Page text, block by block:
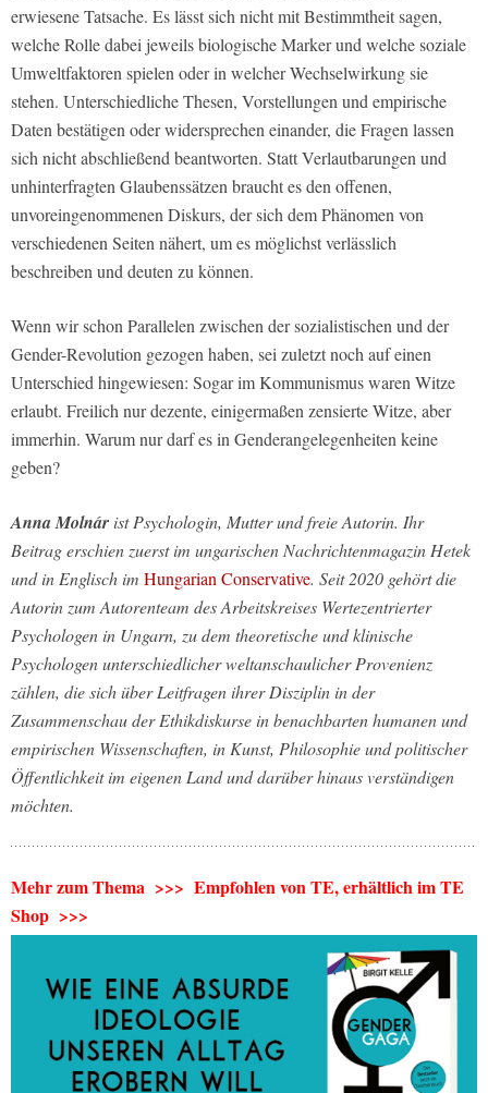
erwiesene Tatsache. Es lässt sich nicht mit Bestimmtheit sagen,
welche Rolle dabei jeweils biologische Marker und welche soziale
Umweltfaktoren spielen oder in welcher Wechselwirkung sie
stehen. Unterschiedliche Thesen, Vorstellungen und empirische
Daten bestätigen oder widersprechen einander, die Fragen lassen
sich nicht abschließend beantworten. Statt Verlautbarungen und
unhinterfragten Glaubenssätzen braucht es den offenen,
unvoreingenommenen Diskurs, der sich dem Phänomen von
verschiedenen Seiten nähert, um es möglichst verlässlich
beschreiben und deuten zu können.
Wenn wir schon Parallelen zwischen der sozialistischen und der
Gender-Revolution gezogen haben, sei zuletzt noch auf einen
Unterschied hingewiesen: Sogar im Kommunismus waren Witze
erlaubt. Freilich nur dezente, einigermaßen zensierte Witze, aber
immerhin. Warum nur darf es in Genderangelegenheiten keine
geben?
Anna Molnár ist Psychologin, Mutter und freie Autorin. Ihr
Beitrag erschien zuerst im ungarischen Nachrichtenmagazin Hetek
und in Englisch im Hungarian Conservative. Seit 2020 gehört die
Autorin zum Autorenteam des Arbeitskreises Wertezentrierter
Psychologen in Ungarn, zu dem theoretische und klinische
Psychologen unterschiedlicher weltanschaulicher Provenienz
zählen, die sich über Leitfragen ihrer Disziplin in der
Zusammenschau der Ethikdiskurse in benachbarten humanen und
empirischen Wissenschaften, in Kunst, Philosophie und politischer
Öffentlichkeit im eigenen Land und darüber hinaus verständigen
möchten.
Mehr zum Thema >>> Empfohlen von TE, erhältlich im TE
Shop >>>